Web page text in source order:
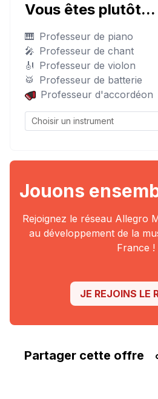
Vous êtes plutôt...
🎹 Professeur de piano
🎤 Professeur de chant
🎻 Professeur de violon
🥁 Professeur de batterie
Professeur d'accordéon
Jouons
Rejoignez le réseau Allegro
au développement de la
France !
JE REJOINS LE
Partager cette offre